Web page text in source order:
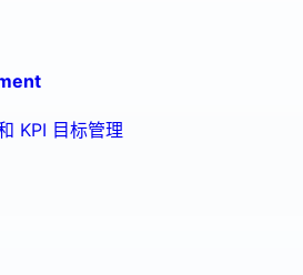
KPI 目标管理